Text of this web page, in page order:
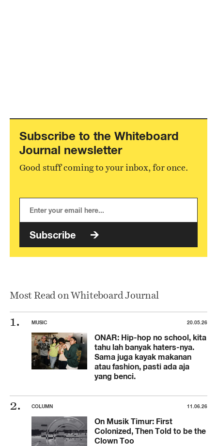
Subscribe to the Whiteboard
Journal newsletter
Good stuff coming to your inbox, for once.
Subscribe
Most Read on Whiteboard Journal
MUSIC 20.05.26
ONAR: Hip-hop no school, kita
tahu lah banyak haters-nya.
Sama juga kayak makanan
atau fashion, pasti ada aja
yang benci.
COLUMN 11.06.26
On Musik Timur: First
Colonized, Then Told to be the
Clown Too